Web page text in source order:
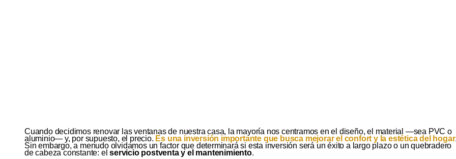
Cuando decidimos renovar las ventanas de nuestra casa, la mayoría nos centramos en el diseño, el material —sea PVC o
aluminio— y, por supuesto, el precio. Es una inversión importante que busca mejorar el confort y la estética del hogar
Sin embargo, a menudo olvidamos un factor que determinará si esta inversión será un éxito a largo plazo o un quebradero
de cabeza constante: elservicio postventa y el mantenimiento.